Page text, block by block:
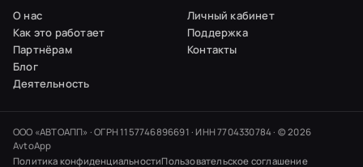
О нас
Как это работает
Партнёрам
Блог
Деятельность
Личный кабинет
Поддержка
Контакты
ООО «АВТОАПП» · ОГРН 1157746896691 · ИНН 7704330784 · ©2026
AvtoApp
Политика конфиденциальностиПользовательское соглашение